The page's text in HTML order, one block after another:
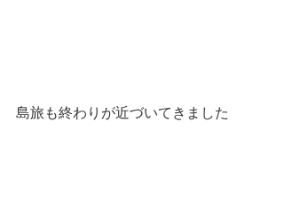
島旅も終わりが近づいてきました